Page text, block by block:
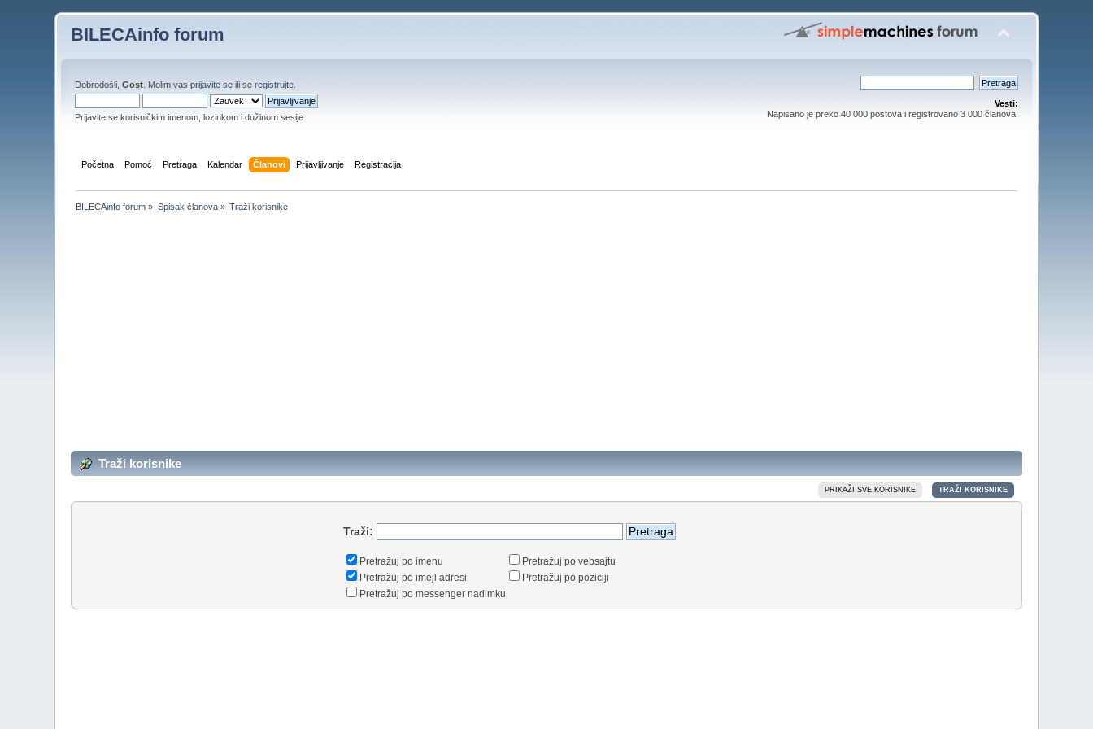
BILECAinfo forum
Dobrodošli,Gost . Molim vasprijavite se ili seregistrujte
Prijavite se korisničkim imenom, lozinkom i dužinom sesije
Vesti:
Napisano je preko 40 000 postova i registrovano 3 000 članova!
Početna Pomoć Pretraga Kalendar Članovi Prijavljivanje Registracija
BILECAinfo forum » Spisak članova» Traži korisnike
Traži korisnike
PRIKAŽI SVE KORISNIKE TRAŽI KORISNIKE
Traži:
Pretražuj po imenu
Pretražuj po imejl adresi
Pretražuj po messenger nadimku
Pretražuj po vebsajtu
Pretražuj po poziciji